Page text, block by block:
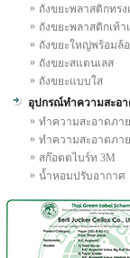
» ถังขยะพลาสติกทรง
» ถังขยะพลาสติกเท้า
» ถังขยะใหญ่พร้อมล้
» ถังขยะสแตนเลส
» ถังขยะแบบใส
อุปกรณ์ทำความสะอา
» ทำความสะอาดภา
» ทำความสะอาดภา
» สก๊อตตไบร์ท 3M
» น้ำหอมปรับอากาศ